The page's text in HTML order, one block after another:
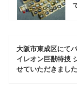
大阪市東成区にて
イレオン巨獣特捜
せていただきました